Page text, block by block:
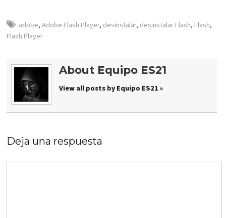
adobe,Adobe Flash Player, desinstalar, desinstalar Flash, Flash,
Flash Player
About Equipo ES21
View all posts by Equipo ES21 »
Deja una respuesta